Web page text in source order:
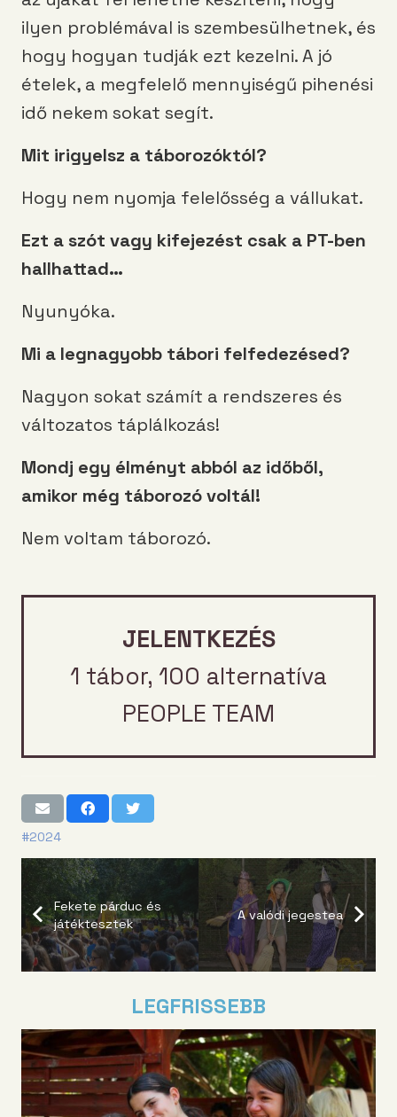
ilyen problémával is szembesülhetnek, és
hogy hogyan tudják ezt kezelni. A jó
ételek, a megfelelő mennyiségű pihenési
idő nekem sokat segít.
Mit irigyelsz a táborozóktól?
Hogy nem nyomja felelősség a vállukat.
Ezt a szót vagy kifejezést csak a PT-ben
hallhattad…
Nyunyóka.
Mi a legnagyobb tábori felfedezésed?
Nagyon sokat számít a rendszeres és
változatos táplálkozás!
Mondj egy élményt abból az időből,
amikor még táborozó voltál!
Nem voltam táborozó.
JELENTKEZÉS
1 tábor, 100 alternatíva
PEOPLE TEAM
#2024
Fekete párduc és
játéktesztek
A valódi jegestea
LEGFRISSEBB